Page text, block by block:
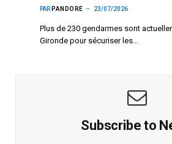
PAR PANDORE 23/07/2026
Plus de 230 gendarmes sont
Gironde pour sécuriser les…
Subscribe to